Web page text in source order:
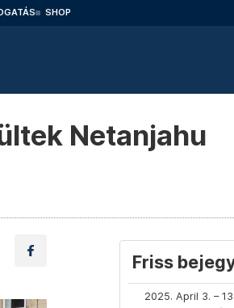
SHOP
Netanjahu
Friss
2025. April 3. –